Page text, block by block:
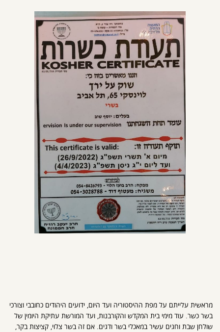
מראשית עלייתם על מפת ההיסטוריה ועד היום, ידועים היהודים כחובבי וצורכי
בשר כשר. עוד מימי בית המקדש והקורבנות, ועד המורשת עתיקת היומין של
שולחן שבת וחגים עשיר במאכלי בשר ודגים. אם זה בשר צלוי, קציצות בקר,